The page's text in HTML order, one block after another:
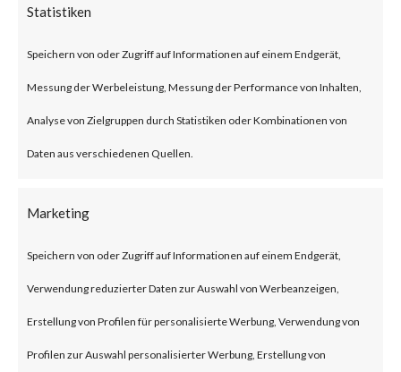
Statistiken
Speichern von oder Zugriff auf Informationen auf einem Endgerät,
Messung der Werbeleistung, Messung der Performance von Inhalten,
Analyse von Zielgruppen durch Statistiken oder Kombinationen von
Daten aus verschiedenen Quellen.
Marketing
Speichern von oder Zugriff auf Informationen auf einem Endgerät,
Verwendung reduzierter Daten zur Auswahl von Werbeanzeigen,
Erstellung von Profilen für personalisierte Werbung, Verwendung von
Profilen zur Auswahl personalisierter Werbung, Erstellung von
What is the Vulnerability?
advisory on two vulnerabilities
on Jan 10, 2024 affecting Ivanti
Connect Secure (ICS) and Ivanti
Policy Secure Gateways (CVE-
2023-46805 and CVE-2024-